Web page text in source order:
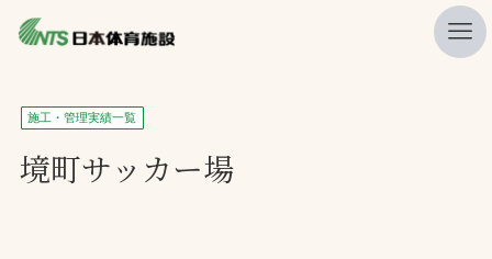
私たちの強み
ニュース
施工・管理実績一覧
境町サッカー場